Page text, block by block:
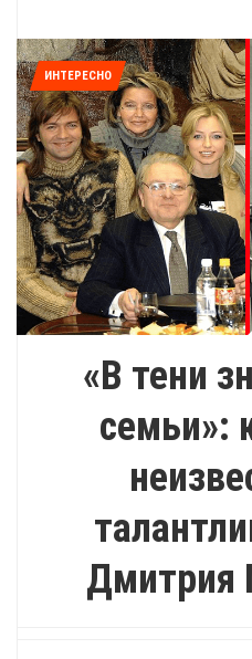
ИНТЕРЕСНО
«В тени
семьи»:
Дмитрия